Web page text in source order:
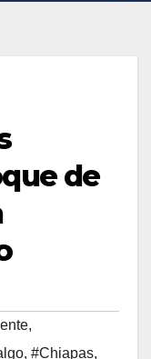
de
,
, #Chiapas,